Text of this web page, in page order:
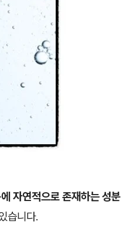
자연적으로 존재하는 성분
습니다.